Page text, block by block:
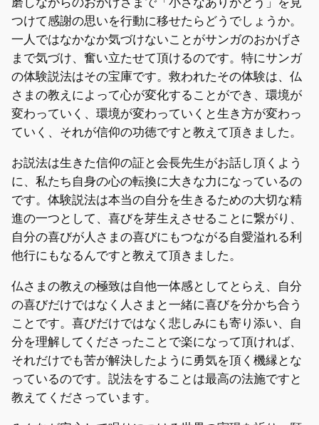
つけて感謝の思いを行動に移せたらどうでしょうか。
一人ではなかなか気づけないことがサンガのおかげさ
まで気づけ、奮い立たせて頂けるのです。特にサンガ
の体験説法はその宝庫です。救われたその体験は、仏
さまの教えによって心が変化することができ、環境が
変わっていく、環境が変わっていくと生き方が変わっ
ていく、それが信仰の功徳ですと教えて頂きました。
お説法は生きた信仰の証と会長先生がお話し頂くよう
に、私たち自身の心の転換に大きな力になっているの
です。体験説法は本当の自分を生きるための大切な精
進の一つとして、喜びを芽生えさせることに繋がり、
自分の喜びが人さまの喜びにもつながる自愛溢れる利
他行にもなるんですと教えて頂きました。
仏さまの教えの極致は自他一体感としてとらえ、自分
の喜びだけではなく人さまと一緒に喜びを分かち合う
ことです。喜びだけではなく悲しみにも寄り添い、自
分を理解してくださったことで楽になって頂ければ、
それだけでも苦が解決したように勇気を頂く機縁とな
っているのです。説法をすることは最高の法施ですと
教えてくださっています。